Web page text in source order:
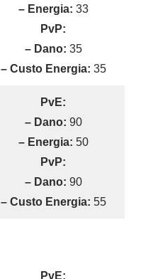
– Energia: 33
PvP:
– Dano: 35
– Custo Energia: 35
PvE:
– Dano: 90
– Energia: 50
PvP:
– Dano: 90
– Custo Energia: 55
PvE: